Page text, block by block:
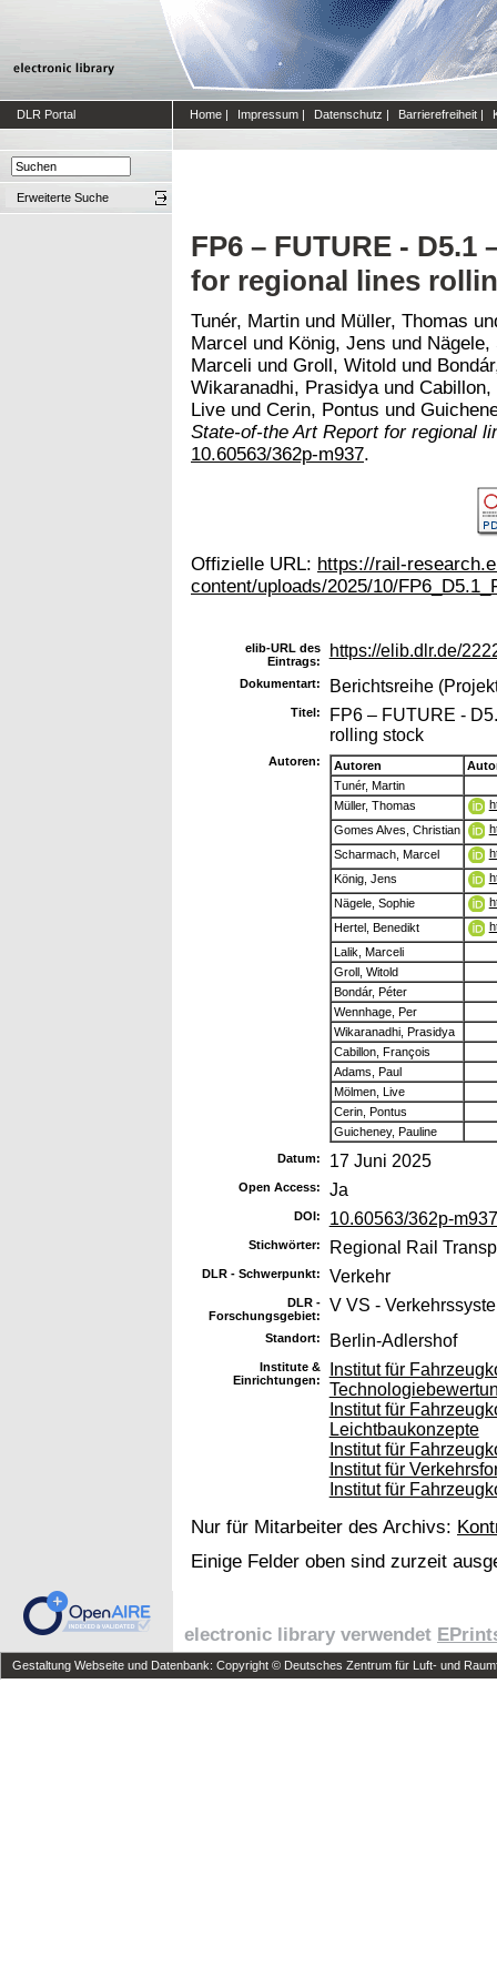
DLR Portal Home | Impressum | Datenschutz | Barrierefreiheit |
Erweiterte Suche
FP6 – FUTURE -
for regional lines
Tunér, Martin und Müller, Thomas
Marcel und König, Jens und Nägele,
Marceli und Groll, Witold und
Wikaranadhi, Prasidya und
Live und Cerin, Pontus und
State-of-the Art Report for regional
10.60563/362p-m937.
Offizielle URL: https://rail-
content/uploads/2025/10/
elib-URL des
Eintrags:
https://elib.dlr.de/
Dokumentart: Berichtsreihe
Titel:
FP6 – FUTURE -
rolling stock
Autoren: Autoren
Tunér, Martin
Müller, Thomas
Gomes Alves, Christian
Scharmach, Marcel
König, Jens
Nägele, Sophie
Hertel, Benedikt
Lalik, Marceli
Groll, Witold
Bondár, Péter
Wennhage, Per
Wikaranadhi, Prasidya
Cabillon, François
Adams, Paul
Mölmen, Live
Cerin, Pontus
Guicheney, Pauline
Datum:
17 Juni 2025
Open Access: Ja
DOI: 10.60563/362p-m937
Stichwörter: Regional Rail
DLR - Schwerpunkt: Verkehr
DLR -
Forschungsgebiet:
V VS -
Standort: Berlin-Adlershof
Institute &
Einrichtungen:
Institut für
Institut für
Leichtbaukonzepte
Institut für
Institut für
Institut für
Nur für Mitarbeiter des Archivs:
Einige Felder oben sind zurzeit
electronic library verwendet
Gestaltung Webseite und Datenbank: Copyright © Deutsches Zentrum für Luft- und